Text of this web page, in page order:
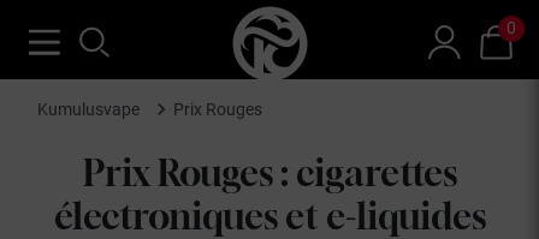
0
Kumulusvape Prix Rouges
Prix Rouges : cigarettes
électroniques et e-liquides